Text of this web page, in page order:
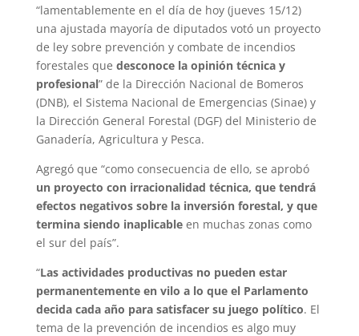
“lamentablemente en el día de hoy (jueves 15/12)
una ajustada mayoría de diputados votó un proyecto
de ley sobre prevención y combate de incendios
forestales que desconoce la opinión técnica y
profesional” de la Dirección Nacional de Bomeros
(DNB), el Sistema Nacional de Emergencias (Sinae) y
la Dirección General Forestal (DGF) del Ministerio de
Ganadería, Agricultura y Pesca.
Agregó que “como consecuencia de ello, se aprobó
un proyecto con irracionalidad técnica, que tendrá
efectos negativos sobre la inversión forestal, y que
termina siendo inaplicableen muchas zonas como
el sur del país”.
“Las actividades productivas no pueden estar
permanentemente en vilo a lo que el Parlamento
decida cada año para satisfacer su juego político. El
tema de la prevención de incendios es algo muy